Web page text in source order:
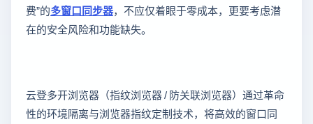
费”的多窗口同步器，不应仅着眼于零成本，更要考虑潜
在的安全风险和功能缺失。
云登多开浏览器（指纹浏览器 / 防关联浏览器）通过革命
性的环境隔离与浏览器指纹定制技术，将高效的窗口同